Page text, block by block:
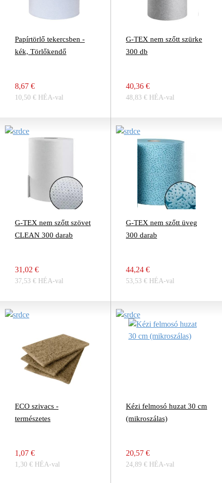
Papírtörlő tekercsben -
kék, Törlőkendő
8,67 €
10,50 € HÉA-val
G-TEX nem szőtt szürke
300 db
40,36 €
48,83 € HÉA-val
G-TEX nem szőtt szövet
CLEAN 300 darab
31,02 €
37,53 € HÉA-val
G-TEX nem szőtt üveg
300 darab
44,24 €
53,53 € HÉA-val
ECO szivacs -
természetes
1,07 €
1,30 € HÉA-val
Kézi felmosó huzat 30 cm
(mikroszálas)
20,57 €
24,89 € HÉA-val